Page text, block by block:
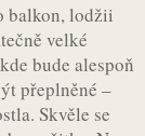
balkon, lodžii
velké
bude alespoň
přeplněné –
Skvěle se